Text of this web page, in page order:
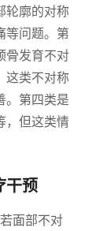
轮廓的对称
等问题。第
骨发育不对
这类不对称
。第四类是
，但这类情
干预
面部不对